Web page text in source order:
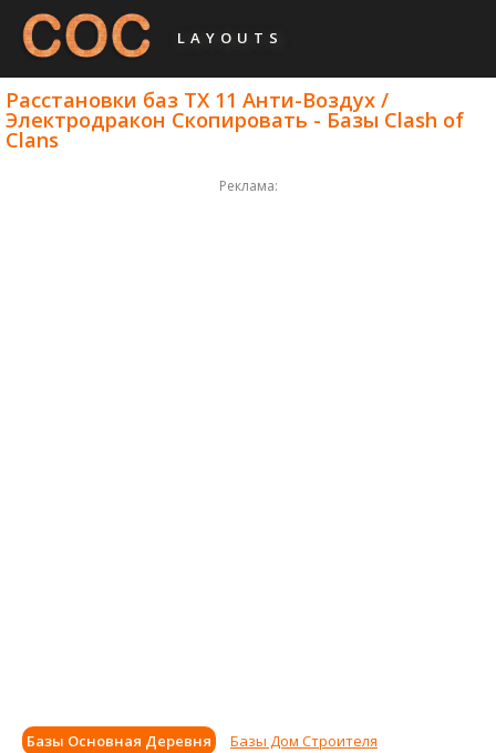
LAYOUTS
Расстановки баз ТХ 11 Анти-Воздух /
Электродракон Скопировать - Базы Clash of
Clans
Реклама:
Базы Основная Деревня Базы Дом Строителя